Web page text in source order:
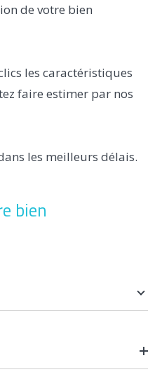
de votre bien
les caractéristiques
faire estimer par nos
les meilleurs délais.
bien
CRITÈRES
Piscine